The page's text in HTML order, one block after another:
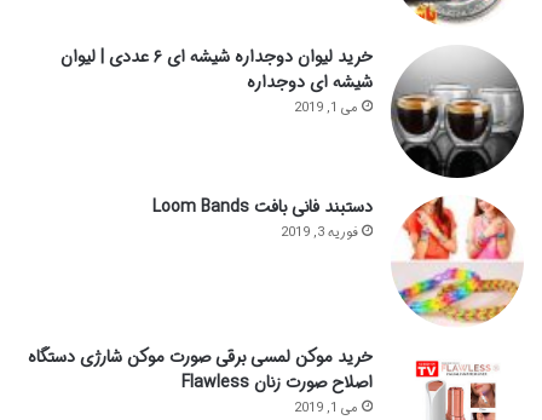
خرید لیوان دوجداره شیشه ای ۶ عددی | لیوان
شیشه ای دوجداره
می 1, 2019
دستبند فانی بافت Loom Bands
فوریه 3, 2019
خرید موکن لمسی برقی صورت موکن شارژی دستگاه
اصلاح صورت زنان Flawless
می 1, 2019